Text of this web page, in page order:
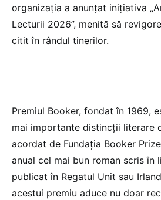
organizația a anunțat inițiativa
Lecturii 2026”, menită să
citit în rândul tinerilor.
Premiul Booker, fondat în 1969,
mai importante distincții literare
acordat de Fundația Booker
anual cel mai bun roman scris în
publicat în Regatul Unit sau
acestui premiu aduce nu doar